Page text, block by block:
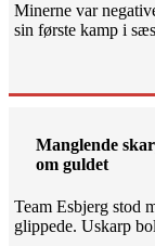
Minerne var
sin første kamp i
Manglende
om guldet
Team Esbjerg stod
glippede. Uskarp